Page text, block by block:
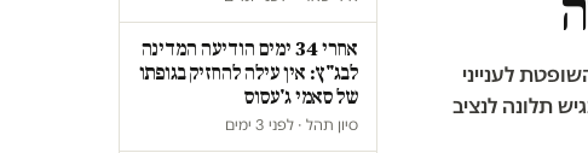
לענייני
תלונה לנציב
אחרי 34 ימים הודיעה המדינה
לבג"ץ: אין עילה להחזיק בגופתו
של סאמי ג'עסוס
סיון תהל · לפני 3 ימים